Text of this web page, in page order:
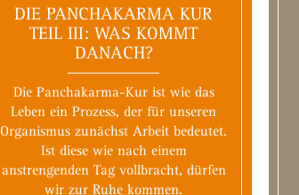
DIE PANCHAKARMA KUR
TEIL III: WAS KOMMT
DANACH?
Die Panchakarma-Kur ist wie das
Leben ein Prozess, der für unseren
Organismus zunächst Arbeit bedeutet.
Ist diese wie nach einem
anstrengenden Tag vollbracht, dürfen
wir zur Ruhe kommen.